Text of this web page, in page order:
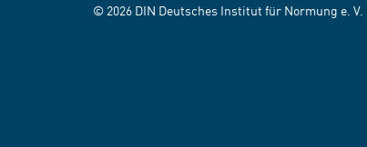
© 2026 DIN Deutsches Institut für Normung e. V.